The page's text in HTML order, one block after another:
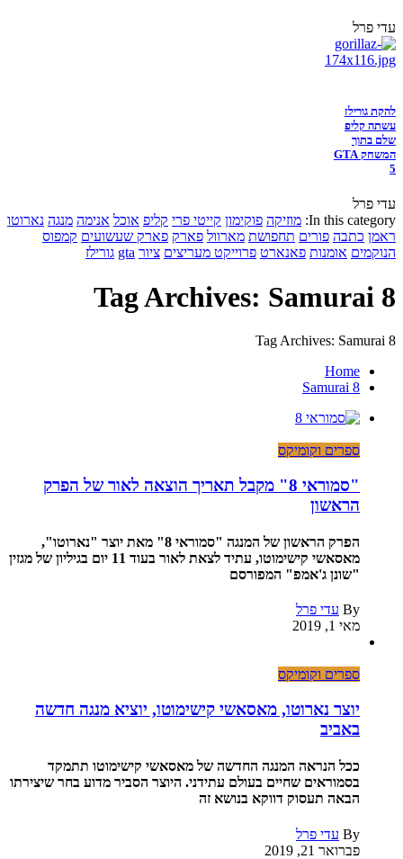
עדי פרל
להקת גורילז
עשתה קליפ
שלם בתוך
המשחק GTA
5
עדי פרל
In this category: מוזיקה פוקימון קייטי פרי קליפ אוכל אנימה מנגה נארוטו
ראמן כתבה פורים תחפושת מארוול פארק פארק שעשועים קמפוס
הנוקמים אומנות פאנארט פרוייקט מעריצים ציור gta גורילז
Tag Archives: Samurai 8
Tag Archives: Samurai 8
Home
Samurai 8
ספרים וקומיקס
"סמוראי 8" מקבל תאריך הוצאה לאור של הפרק
הראשון
הפרק הראשון של המנגה "סמוראי 8" מאת יוצר "נארוטו",
מאסאשי קישימוטו, עתיד לצאת לאור בעוד 11 יום בגיליון של מגזין
"שונן ג'אמפ" המפורסם
By עדי פרל
מאי 1, 2019
ספרים וקומיקס
יוצר נארוטו, מאסאשי קישימוטו, יוציא מנגה חדשה
באביב
ככל הנראה המנגה החדשה של מאסאשי קישימוטו תתמקד
בסמוראים שחיים בעולם עתידני. היוצר הסביר מדוע בחר שיצירתו
הבאה תעסוק דווקא בנושא זה
By עדי פרל
פברואר 21, 2019